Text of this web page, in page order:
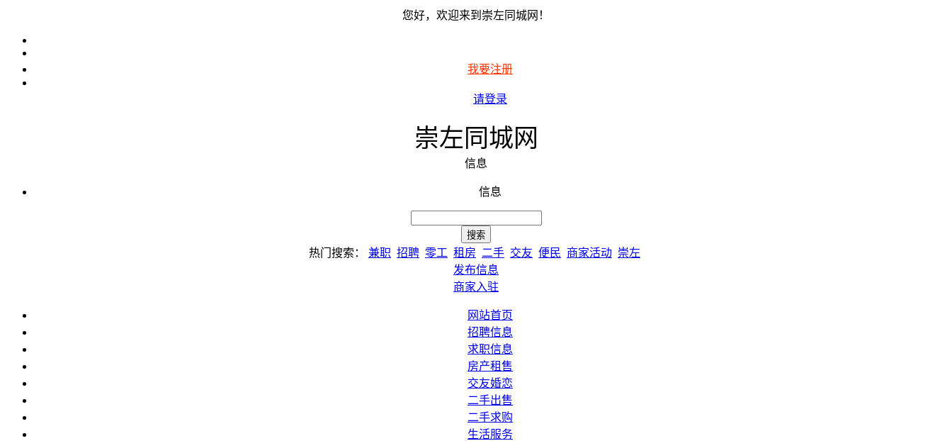
您好，欢迎来到崇左同城网！
我要注册
请登录
崇左同城网
信息
信息
热门搜索： 兼职 招聘 零工 租房 二手 交友 便民 商家活动 崇左
发布信息
商家入驻
网站首页
招聘信息
求职信息
房产租售
交友婚恋
二手出售
二手求购
生活服务